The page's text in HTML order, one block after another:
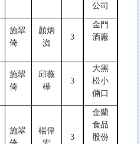
公司
施翠
倚
顏炳
洳
3
金門
酒廠
施翠
倚
邱薇
樺
3
大黑
松小
倆口
施翠
楊偉
3
金蘭
食品
股份